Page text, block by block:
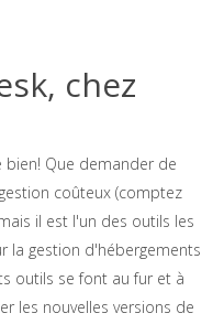
chez
Que demander de
coûteux (comptez
il est l'un des outils les
la gestion d'hébergements
outils se font au fur et à
les nouvelles versions de